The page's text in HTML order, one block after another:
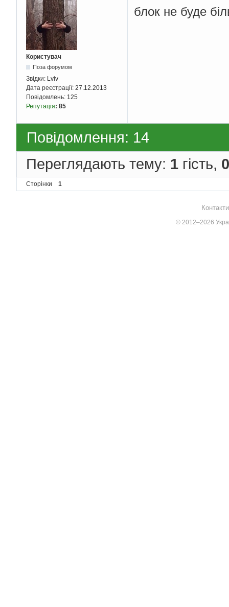
Користувач
Поза форумом
Звідки: Lviv
Дата реєстрації: 27.12.2013
Повідомлень: 125
Репутація: 85
блок не буде
Повідомлення: 14
Переглядають тему: 1 гість, 0
Сторінки 1
© 2012–2026